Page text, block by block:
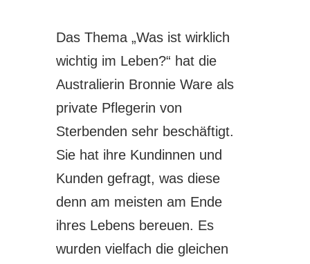
Das Thema „Was ist wirklich
wichtig im Leben?“ hat die
Australierin Bronnie Ware als
private Pflegerin von
Sterbenden sehr beschäftigt.
Sie hat ihre Kundinnen und
Kunden gefragt, was diese
denn am meisten am Ende
ihres Lebens bereuen. Es
wurden vielfach die gleichen